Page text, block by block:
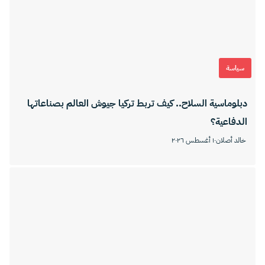
سياسة
دبلوماسية السلاح.. كيف تربط تركيا جيوش العالم بصناعاتها
الدفاعية؟
خالد أصلان١٠ أغسطس ٢٠٢٦